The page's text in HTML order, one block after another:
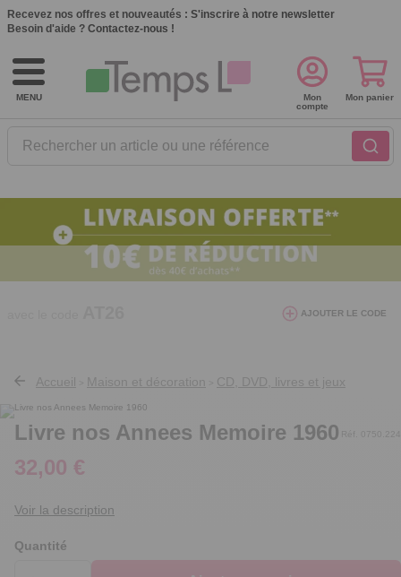
Recevez nos offres et nouveautés : S'inscrire à notre newsletter
Besoin d'aide ? Contactez-nous !
MENU
Rechercher un article ou une référence
Mon
compte
Mon panier
10€ de réduction dès 40€ d'achat. Offre
valable du 03/08/2026 au 12/08/2026.
AJOUTER LE CODE
Accueil Maison et décoration CD, DVD, livres et jeux
Livre nos Annees Memoire 1960 Réf. 0750.224
32,00 €
Voir la description
Quantité